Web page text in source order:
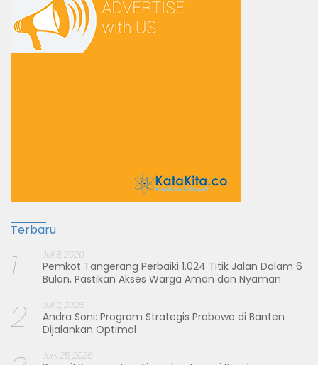
Terbaru
1 Juli 8, 2026
Pemkot Tangerang Perbaiki 1.024 Titik Jalan Dalam 6
Bulan, Pastikan Akses Warga Aman dan Nyaman
2 Juli 3, 2026
Andra Soni: Program Strategis Prabowo di Banten
Dijalankan Optimal
Juni 25, 2026